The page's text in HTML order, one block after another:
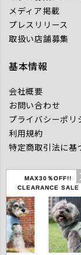
MAX30％OFF!!
CLEARANCE SALE
メディア掲載
プレスリリース
取扱い店舗募集
基本情報
会社概要
お問い合わせ
プライバシーポリ
利用規約
特定商取引法に基